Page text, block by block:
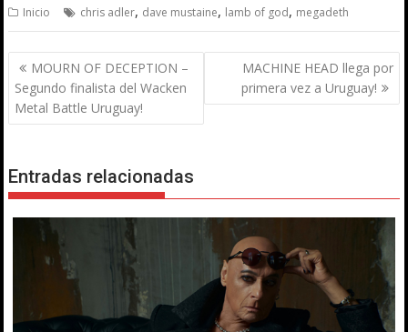
Inicio chris adler, dave mustaine, lamb of god, megadeth
Navegación
de
entradas
MOURN OF DECEPTION –
Segundo finalista del Wacken
Metal Battle Uruguay!
MACHINE HEAD llega por
primera vez a Uruguay!
Entradas relacionadas